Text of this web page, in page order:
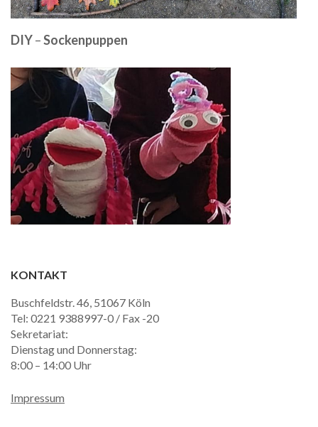
DIY–Sockenpuppen
KONTAKT
Buschfeldstr. 46, 51067 Köln
Tel: 0221 9388997-0 / Fax -20
Sekretariat:
Dienstag und Donnerstag:
8:00 – 14:00 Uhr
Impressum